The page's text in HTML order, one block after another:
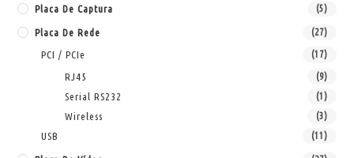
Placa De Captura (5)
Placa De Rede (27)
PCI / PCIe (17)
RJ45 (9)
Serial RS232 (1)
Wireless (3)
USB (11)